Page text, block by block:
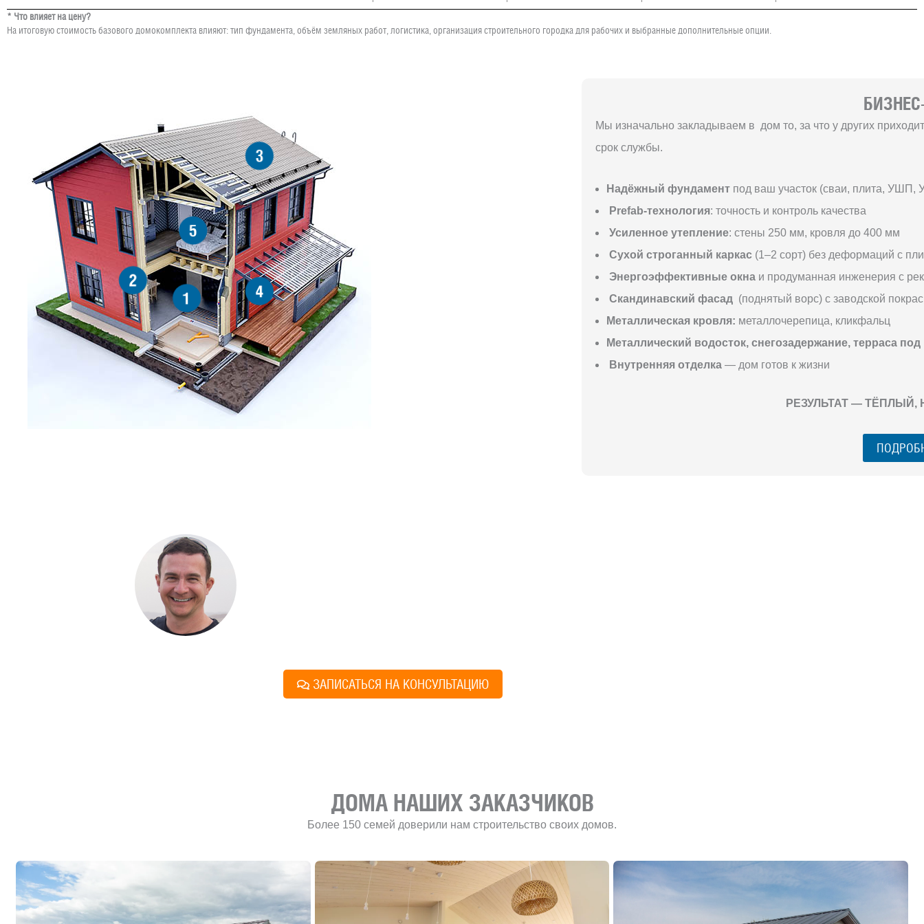
* Что влияет на цену?
На итоговую стоимость базового домокомплекта влияют: тип фундамента, объём земляных работ, логистика, организация строительного городка для рабочих и выбранные дополнительные опции.
1
2
3
4
5
Мы изначально закладываем в дом то, за что у других
срок службы.
Надёжный фундамент под ваш участок (сваи, плита, УШП,
Prefab-технология: точность и контроль качества
Усиленное утепление: стены 250 мм, кровля до 400 мм
Сухой строганный каркас (1–2 сорт) без деформаций с
Энергоэффективные окна и продуманная инженерия с
Скандинавский фасад (поднятый ворс) с заводской
Металлическая кровля: металлочерепица, кликфальц
Металлический водосток, снегозадержание, терраса
Внутренняя отделка — дом готов к жизни
РЕЗУЛЬТАТ —
ЗАПИСАТЬСЯ НА КОНСУЛЬТАЦИЮ
ДОМА НАШИХ ЗАКАЗЧИКОВ
Более 150 семей доверили нам строительство своих домов.